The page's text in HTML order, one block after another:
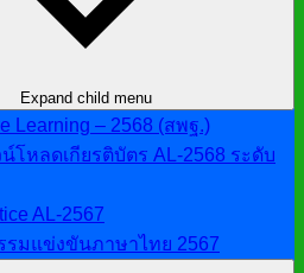
Expand child menu
Learning – 2568 (สพฐ.)
โหลดเกียรติบัตร AL-2568 ระดับ
AL-2567
รมแข่งขันภาษาไทย 2567